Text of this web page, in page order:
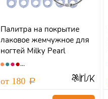
Палитра на покрытие
лаковое жемчужное для
ногтей Milky Pearl
от 180